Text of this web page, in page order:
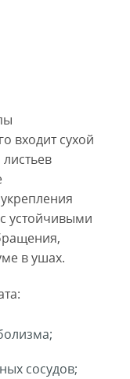
входит сухой
устойчивыми
в ушах.
сосудов;